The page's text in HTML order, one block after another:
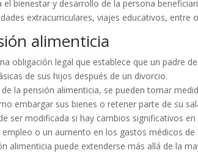
bienestar y desarrollo de la persona
extracurriculares, viajes educativos, entre
alimenticia
obligación legal que establece que un padre
de sus hijos después de un divorcio.
la pensión alimenticia, se pueden tomar
embargar sus bienes o retener parte de su
ser modificada si hay cambios significativos
o un aumento en los gastos médicos de
alimenticia puede extenderse más allá de la